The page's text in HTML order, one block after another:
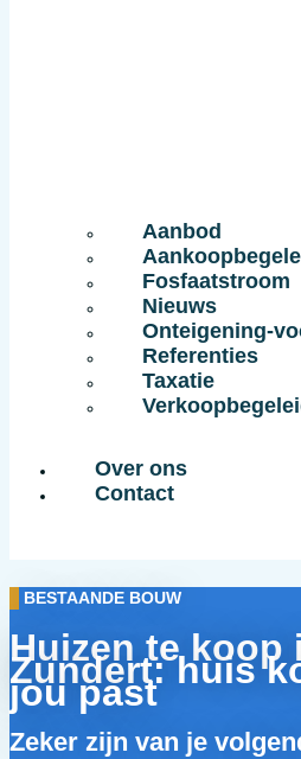
Aanbod
Fosfaatstroom
Nieuws
Onteigening-
Referenties
Taxatie
Over ons
Contact
BESTAANDE BOUW
Huizen te koop
Zundert: huis
jou past
Zeker zijn van je